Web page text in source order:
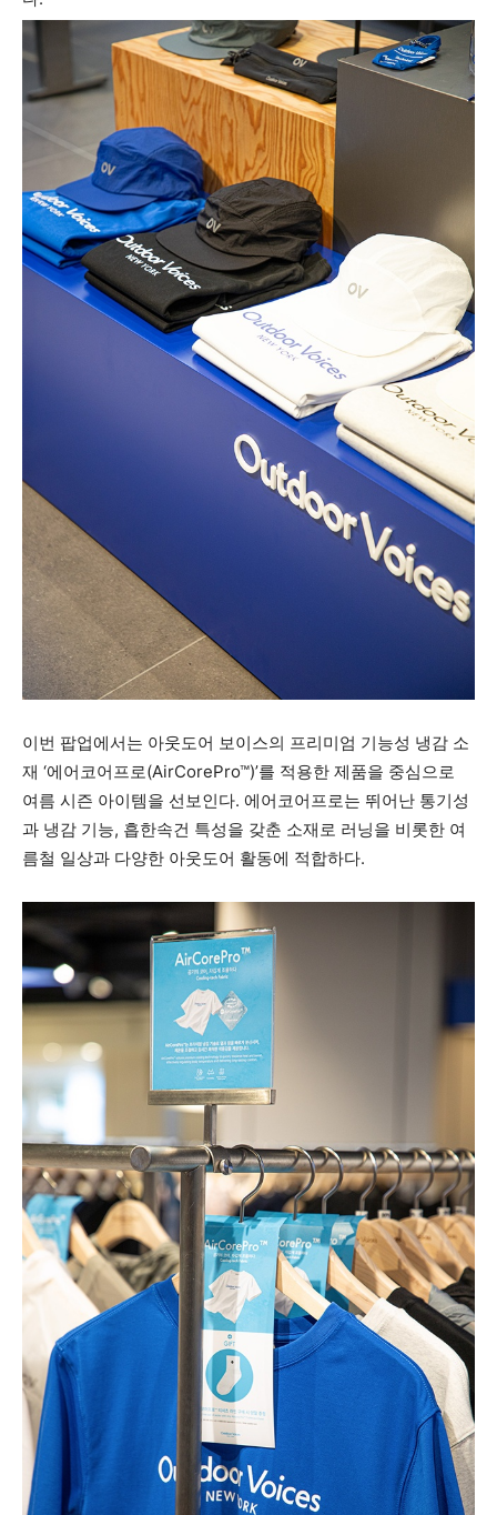
이번 팝업에서는 아웃도어 보이스의 프리미엄 기능성 냉감 소
재 ‘에어코어프로(AirCorePro™)’를 적용한 제품을 중심으로
여름 시즌 아이템을 선보인다. 에어코어프로는 뛰어난 통기성
과 냉감 기능, 흡한속건 특성을 갖춘 소재로 러닝을 비롯한 여
름철 일상과 다양한 아웃도어 활동에 적합하다.